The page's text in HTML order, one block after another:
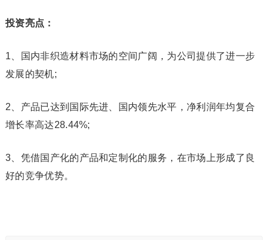
投资亮点：
1、国内非织造材料市场的空间广阔，为公司提供了进一步
发展的契机;
2、产品已达到国际先进、国内领先水平，净利润年均复合
增长率高达28.44%;
3、凭借国产化的产品和定制化的服务，在市场上形成了良
好的竞争优势。